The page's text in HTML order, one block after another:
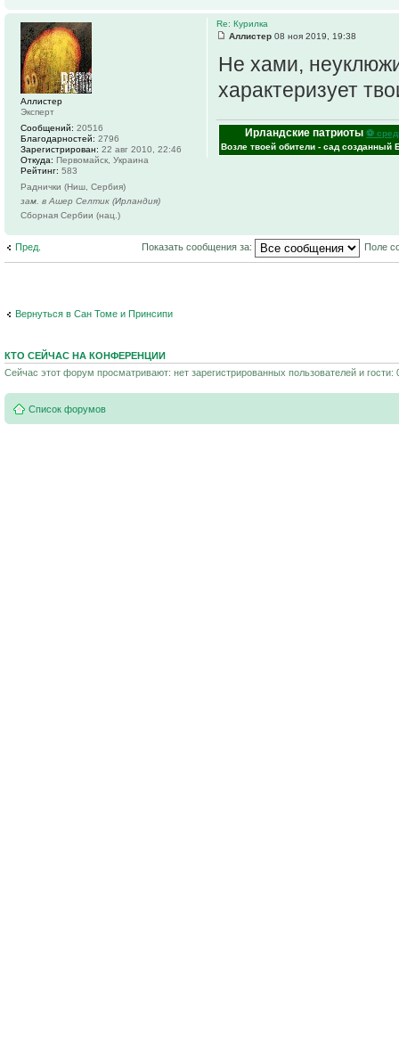
Re: Курилка
Аллистер 08 ноя 2019, 19:38
Не хами,
характеризует
Ирландские патриоты ⚽
Возле твоей обители - сад созданный
Аллистер
Эксперт
Сообщений: 20516
Благодарностей: 2796
Зарегистрирован: 22 авг 2010, 22:46
Откуда: Первомайск, Украина
Рейтинг: 583
Раднички (Ниш, Сербия)
зам. в Ашер Селтик (Ирландия)
Сборная Сербии (нац.)
Пред. Показать сообщения за: Поле
Вернуться в Сан Томе и Принсипи
КТО СЕЙЧАС НА КОНФЕРЕНЦИИ
Сейчас этот форум просматривают: нет зарегистрированных пользователей и гости:
Список форумов